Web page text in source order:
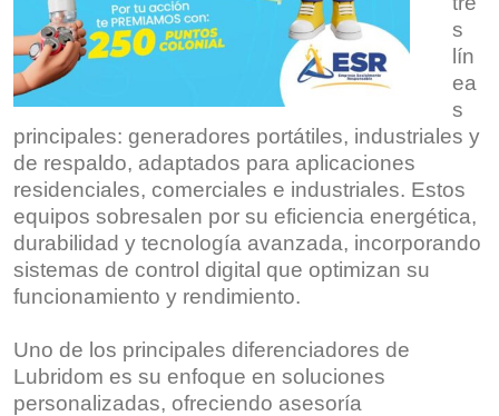
s
lín
ea
s
principales: generadores portátiles, industriales y
de respaldo, adaptados para aplicaciones
residenciales, comerciales e industriales. Estos
equipos sobresalen por su eficiencia energética,
durabilidad y tecnología avanzada, incorporando
sistemas de control digital que optimizan su
funcionamiento y rendimiento.
Uno de los principales diferenciadores de
Lubridom es su enfoque en soluciones
personalizadas, ofreciendo asesoría